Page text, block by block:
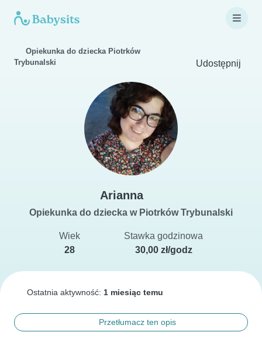
Opiekunka do dziecka Piotrków
Trybunalski
Udostępnij
Arianna
Opiekunka do dziecka w Piotrków Trybunalski
Wiek
28
Stawka godzinowa
30,00 zł/godz
Ostatnia aktywność: 1 miesiąc temu
Przetłumacz ten opis